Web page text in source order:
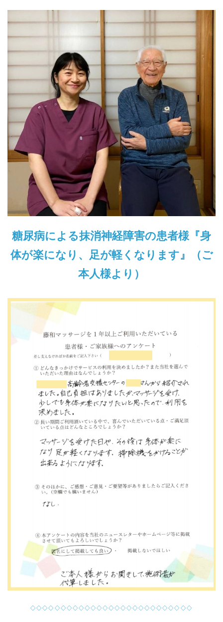
糖尿病による抹消神経障害の患者様『身
体が楽になり、足が軽くなります』（ご
本人様より）
◇◇◇◇◇◇◇◇◇◇◇◇◇◇◇◇◇◇◇◇◇◇◇◇◇◇◇